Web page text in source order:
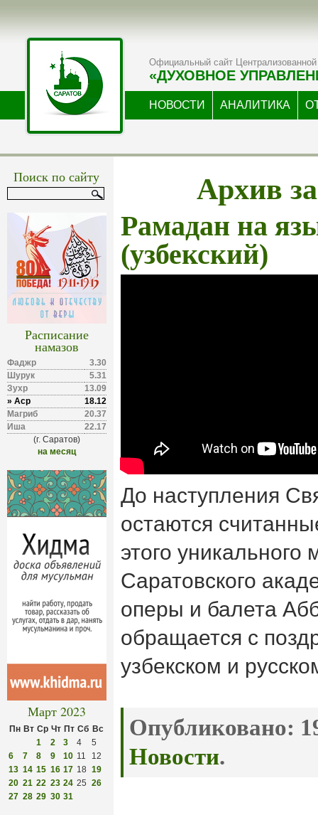
Официальный сайт Централизованной
«ДУХОВНОЕ
НОВОСТИ АНАЛИТИКА
Поиск по сайту
Расписание
намазов
Фаджр
3.30
Шурук
5.31
Зухр
13.09
» Аср
18.12
Магриб
20.37
Иша
22.17
(г. Саратов)
на месяц
Март 2023
Пн Вт Ср Чт Пт Сб Вс
1
2 3 4
5
6
7 8 9 10 11
12
13 14 15 16 17 18 19
20 21 22 23 24 25 26
27 28 29 30 31
Архив
Рамадан на
(узбекский)
До наступления
остаются
этого уникального
Саратовского
оперы и балета
обращается с
узбекском и
Опубликовано:
Новости.